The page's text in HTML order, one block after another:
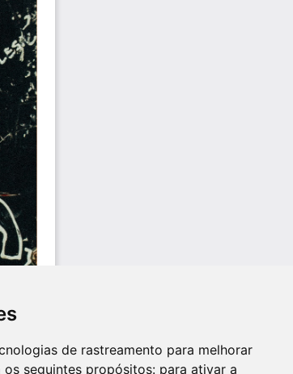
de rastreamento para melhorar
os seguintes propósitos: para ativar a